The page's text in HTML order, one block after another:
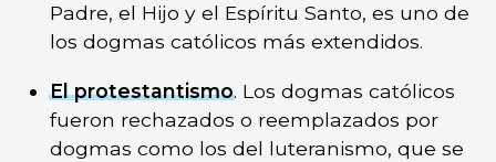
Padre, el Hijo y el Espíritu Santo, es uno de
los dogmas católicos más extendidos.
El protestantismo. Los dogmas católicos
fueron rechazados o reemplazados por
dogmas como los del luteranismo, que se